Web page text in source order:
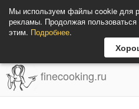
Мы используем файлы cookie для
рекламы. Продолжая
этим. Подробнее.
finecooking.ru